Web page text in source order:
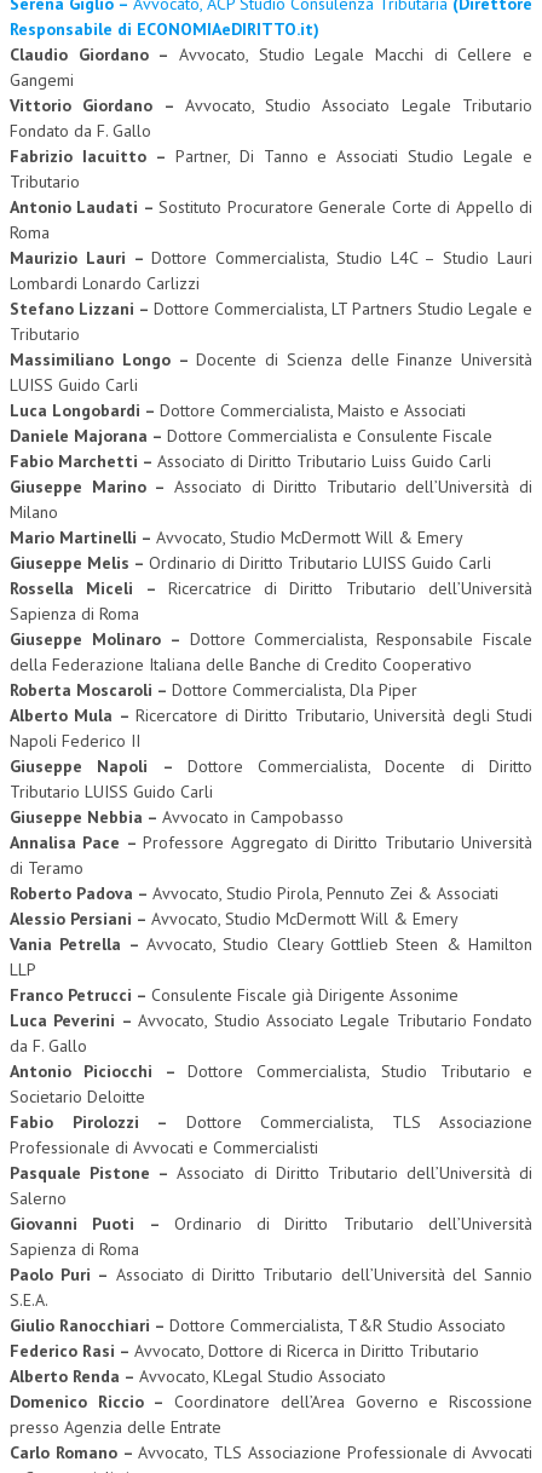
Responsabile di ECONOMIAeDIRITTO.it)
Claudio Giordano – Avvocato, Studio Legale Macchi di Cellere e
Gangemi
Vittorio Giordano – Avvocato, Studio Associato Legale Tributario
Fondato da F. Gallo
Fabrizio Iacuitto – Partner, Di Tanno e Associati Studio Legale e
Tributario
Antonio Laudati –Sostituto Procuratore Generale Corte di Appello di
Roma
Maurizio Lauri –Dottore Commercialista, Studio L4C – Studio Lauri
Lombardi Lonardo Carlizzi
Stefano Lizzani – Dottore Commercialista, LT Partners Studio Legale e
Tributario
Massimiliano Longo –Docente di Scienza delle Finanze Università
LUISS Guido Carli
Luca Longobardi – Dottore Commercialista, Maisto e Associati
Daniele Majorana – Dottore Commercialista e Consulente Fiscale
Fabio Marchetti – Associato di Diritto Tributario Luiss Guido Carli
Giuseppe Marino – Associato di Diritto Tributario dell’Università di
Milano
Mario Martinelli – Avvocato, Studio McDermott Will & Emery
Giuseppe Melis – Ordinario di Diritto Tributario LUISS Guido Carli
Rossella Miceli – Ricercatrice di Diritto Tributario dell’Università
Sapienza di Roma
Giuseppe Molinaro – Dottore Commercialista, Responsabile Fiscale
della Federazione Italiana delle Banche di Credito Cooperativo
Roberta Moscaroli – Dottore Commercialista, Dla Piper
Alberto Mula –Ricercatore di Diritto Tributario, Università degli Studi
Napoli Federico II
Giuseppe Napoli – Dottore Commercialista, Docente di Diritto
Tributario LUISS Guido Carli
Giuseppe Nebbia – Avvocato in Campobasso
Annalisa Pace –Professore Aggregato di Diritto Tributario Università
di Teramo
Roberto Padova – Avvocato, Studio Pirola, Pennuto Zei & Associati
Alessio Persiani – Avvocato, Studio McDermott Will & Emery
Vania Petrella – Avvocato, Studio Cleary Gottlieb Steen & Hamilton
LLP
Franco Petrucci – Consulente Fiscale già Dirigente Assonime
Luca Peverini –Avvocato, Studio Associato Legale Tributario Fondato
da F. Gallo
Antonio Piciocchi –Dottore Commercialista, Studio Tributario e
Societario Deloitte
Fabio Pirolozzi – Dottore Commercialista, TLS Associazione
Professionale di Avvocati e Commercialisti
Pasquale Pistone –Associato di Diritto Tributario dell’Università di
Salerno
Giovanni Puoti – Ordinario di Diritto Tributario dell’Università
Sapienza di Roma
Paolo Puri – Associato di Diritto Tributario dell’Università del Sannio
S.E.A.
Giulio Ranocchiari – Dottore Commercialista, T&R Studio Associato
Federico Rasi – Avvocato, Dottore di Ricerca in Diritto Tributario
Alberto Renda – Avvocato, KLegal Studio Associato
Domenico Riccio –Coordinatore dell’Area Governo e Riscossione
presso Agenzia delle Entrate
Carlo Romano –Avvocato, TLS Associazione Professionale di Avvocati